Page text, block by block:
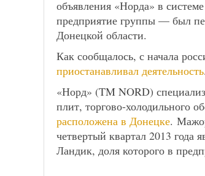
объявления «Норда» в
предприятие группы — был
Донецкой области.
Как сообщалось, с начала
приостанавливал деятельность.
«Норд» (TM NORD)
плит, торгово-холодильного
расположена в Донецке.
четвертый квартал 2013
Ландик, доля которого в